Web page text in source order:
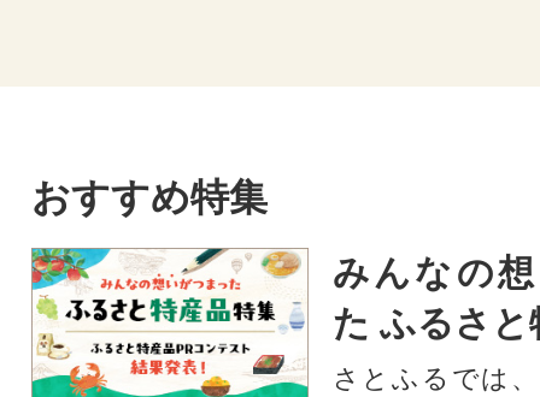
おすすめ特集
みんなの
た ふるさと
さとふるでは